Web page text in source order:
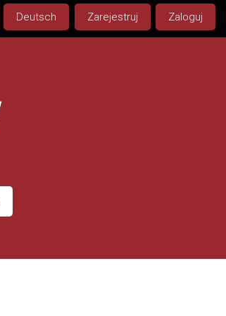
Deutsch Zarejestruj Zaloguj